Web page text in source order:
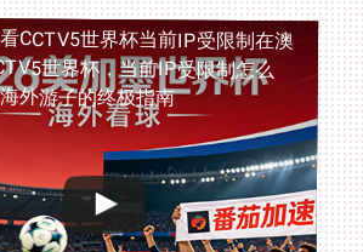
CCTV5世界杯当前IP受限制在澳
大利亚看CCTV5世界杯，当前IP受限制怎么
外游子的终极指南